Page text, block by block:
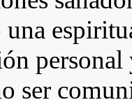
ser